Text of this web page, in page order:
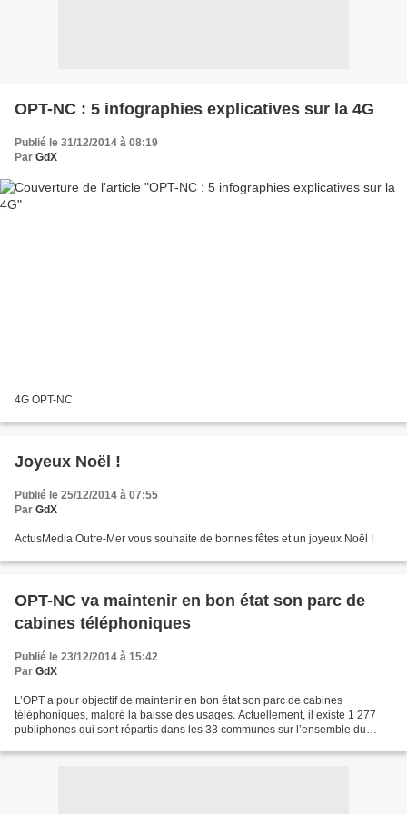
OPT-NC : 5 infographies explicatives sur la 4G
Publié le 31/12/2014 à 08:19
Par GdX
4G OPT-NC
Joyeux Noël !
Publié le 25/12/2014 à 07:55
Par GdX
ActusMedia Outre-Mer vous souhaite de bonnes fêtes et un joyeux Noël !
OPT-NC va maintenir en bon état son parc de
cabines téléphoniques
Publié le 23/12/2014 à 15:42
Par GdX
L’OPT a pour objectif de maintenir en bon état son parc de cabines
téléphoniques, malgré la baisse des usages. Actuellement, il existe 1 277
publiphones qui sont répartis dans les 33 communes sur l’ensemble du